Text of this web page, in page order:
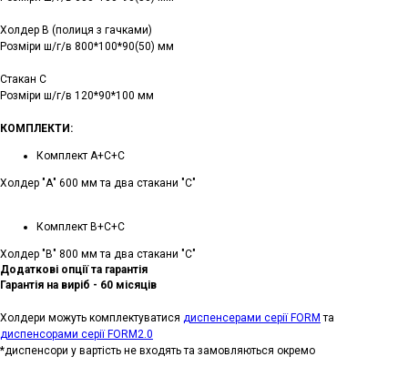
Холдер В (полиця з гачками)
Розміри ш/г/в 800*100*90(50) мм
Стакан С
Розміри ш/г/в 120*90*100 мм
КОМПЛЕКТИ:
Комплект А+С+С
Холдер "А" 600 мм та два стакани "С"
Комплект В+С+С
Холдер "В" 800 мм та два стакани "С"
Додаткові опції та гарантія
Гарантія на виріб - 60 місяців
Холдери можуть комплектуватися диспенсерами серії FORM та
диспенсорами серії FORM2.0
*диспенсори у вартість не входять та замовляються окремо